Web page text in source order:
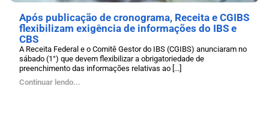
Após publicação de cronograma, Receita e CGIBS
flexibilizam exigência de informações do IBS e
CBS
A Receita Federal e o Comitê Gestor do IBS (CGIBS) anunciaram no
sábado (1°) que devem flexibilizar a obrigatoriedade de
preenchimento das informações relativas ao [...]
Continuar lendo...